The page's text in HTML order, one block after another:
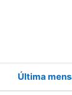
Última